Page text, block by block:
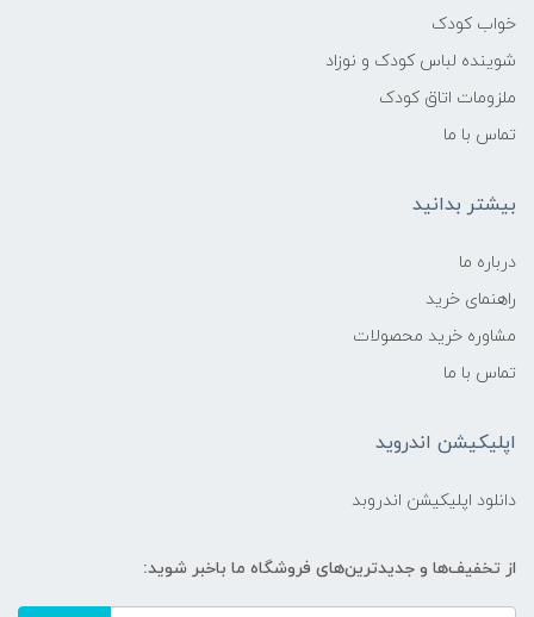
خواب کودک
شوینده لباس کودک و نوزاد
ملزومات اتاق کودک
تماس با ما
بیشتر بدانید
درباره ما
راهنمای خرید
مشاوره خرید محصولات
تماس با ما
اپلیکیشن اندروید
دانلود اپلیکیشن اندروبد
از تخفیف‌ها و جدیدترین‌های فروشگاه ما باخبر شوید: